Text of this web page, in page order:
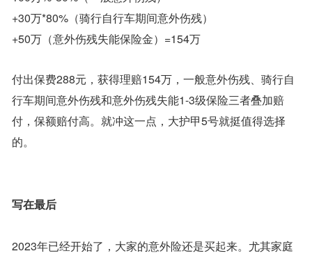
+30万*80%（骑行自行车期间意外伤残）
+50万（意外伤残失能保险金）=154万
付出保费288元，获得理赔154万，一般意外伤残、骑行自
行车期间意外伤残和意外伤残失能1-3级保险三者叠加赔
付，保额赔付高。就冲这一点，大护甲5号就挺值得选择
的。
写在最后
2023年已经开始了，大家的意外险还是买起来。尤其家庭